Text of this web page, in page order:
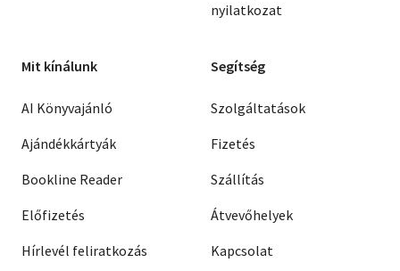
nyilatkozat
Mit kínálunk
AI Könyvajánló
Ajándékkártyák
Bookline Reader
Előfizetés
Hírlevél feliratkozás
Segítség
Szolgáltatások
Fizetés
Szállítás
Átvevőhelyek
Kapcsolat